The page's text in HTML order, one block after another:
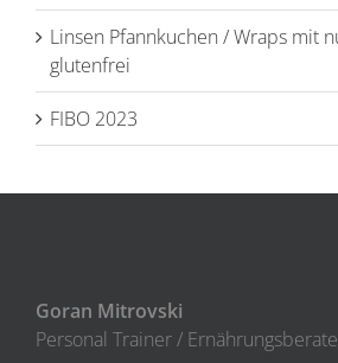
Linsen Pfannkuchen / Wraps mit
glutenfrei
FIBO 2023
Goran Mitrovski
Personal Trainer /